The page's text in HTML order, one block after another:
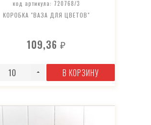
код артикула: 720768/3
КОРОБКА "ВАЗА ДЛЯ ЦВЕТОВ"
109,36₽
В КОРЗИНУ